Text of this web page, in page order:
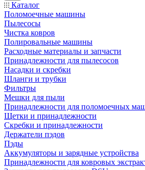
Каталог
Поломоечные машины
Пылесосы
Чистка ковров
Полировальные машины
Расходные материалы и запчасти
Принадлежности для пылесосов
Насадки и скребки
Шланги и трубки
Фильтры
Мешки для пыли
Принадлежности для поломоечных
Щетки и принадлежности
Скребки и принадлежности
Держатели пэдов
Пэды
Аккумуляторы и зарядные устройства
Принадлежности для ковровых